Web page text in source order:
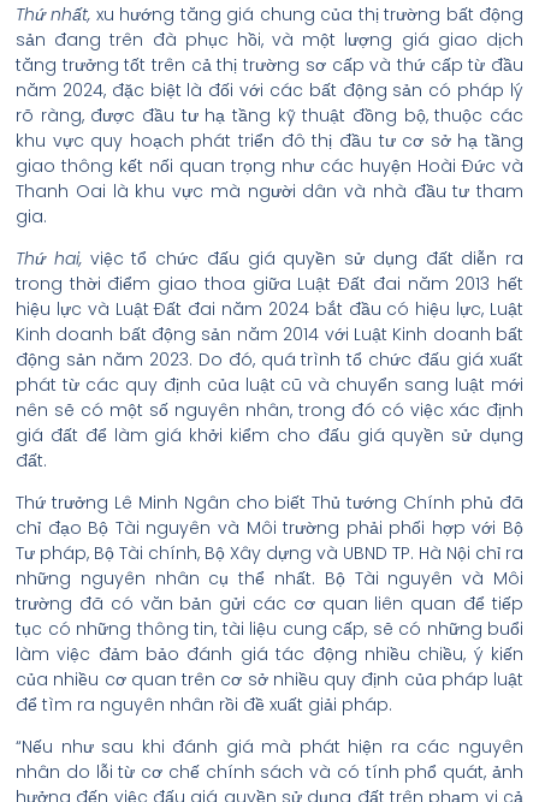
Thứ nhất, xu hướng tăng giá chung của thị trường bất động
sản đang trên đà phục hồi, và một lượng giá giao dịch
tăng trưởng tốt trên cả thị trường sơ cấp và thứ cấp từ đầu
năm 2024, đặc biệt là đối với các bất động sản có pháp lý
rõ ràng, được đầu tư hạ tầng kỹ thuật đồng bộ, thuộc các
khu vực quy hoạch phát triển đô thị đầu tư cơ sở hạ tầng
giao thông kết nối quan trọng như các huyện Hoài Đức và
Thanh Oai là khu vực mà người dân và nhà đầu tư tham
gia.
Thứ hai,việc tổ chức đấu giá quyền sử dụng đất diễn ra
trong thời điểm giao thoa giữa Luật Đất đai năm 2013 hết
hiệu lực và Luật Đất đai năm 2024 bắt đầu có hiệu lực, Luật
Kinh doanh bất động sản năm 2014 với Luật Kinh doanh bất
động sản năm 2023. Do đó, quá trình tổ chức đấu giá xuất
phát từ các quy định của luật cũ và chuyển sang luật mới
nên sẽ có một số nguyên nhân, trong đó có việc xác định
giá đất để làm giá khởi kiểm cho đấu giá quyền sử dụng
đất.
Thứ trưởng Lê Minh Ngân cho biết Thủ tướng Chính phủ đã
chỉ đạo Bộ Tài nguyên và Môi trường phải phối hợp với Bộ
Tư pháp, Bộ Tài chính, Bộ Xây dựng và UBND TP. Hà Nội chỉ ra
những nguyên nhân cụ thể nhất. Bộ Tài nguyên và Môi
trường đã có văn bản gửi các cơ quan liên quan để tiếp
tục có những thông tin, tài liệu cung cấp, sẽ có những buổi
làm việc đảm bảo đánh giá tác động nhiều chiều, ý kiến
của nhiều cơ quan trên cơ sở nhiều quy định của pháp luật
để tìm ra nguyên nhân rồi đề xuất giải pháp.
“Nếu như sau khi đánh giá mà phát hiện ra các nguyên
nhân do lỗi từ cơ chế chính sách và có tính phổ quát, ảnh
hưởng đến việc đấu giá quyền sử dụng đất trên phạm vi cả